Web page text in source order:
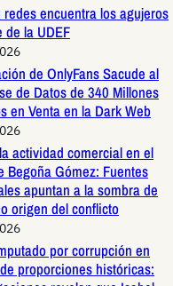
redes encuentra los agujeros
de la UDEF
de OnlyFans Sacude al
de Datos de 340 Millones
en Venta en la Dark Web
actividad comercial en el
Begoña Gómez: Fuentes
apuntan a la sombra de
origen del conflicto
por corrupción en
proporciones históricas: